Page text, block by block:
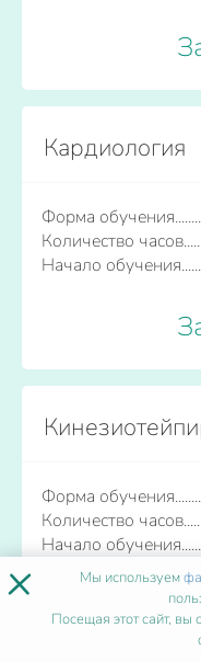
Кардиология
Форма обучения
Количество часов
Начало обучения
Форма обучения
Количество часов
Начало обучения
× Мы используем
Посещая этот сайт, вы